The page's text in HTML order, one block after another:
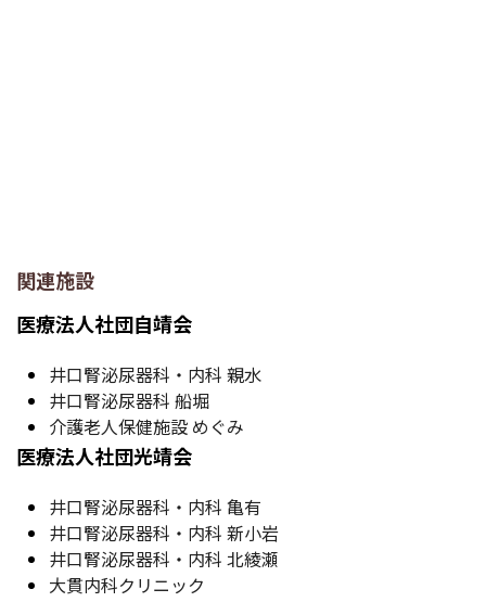
関連施設
医療法人社団自靖会
井口腎泌尿器科・内科 親水
井口腎泌尿器科 船堀
介護老人保健施設 めぐみ
医療法人社団光靖会
井口腎泌尿器科・内科 亀有
井口腎泌尿器科・内科 新小岩
井口腎泌尿器科・内科 北綾瀬
大貫内科クリニック